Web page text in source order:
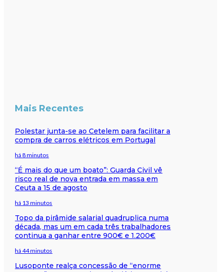
Mais Recentes
Polestar junta-se ao Cetelem para facilitar a
compra de carros elétricos em Portugal
há 8 minutos
“É mais do que um boato”: Guarda Civil vê
risco real de nova entrada em massa em
Ceuta a 15 de agosto
há 13 minutos
Topo da pirâmide salarial quadruplica numa
década, mas um em cada três trabalhadores
continua a ganhar entre 900€ e 1.200€
há 44 minutos
Lusoponte realça concessão de “enorme